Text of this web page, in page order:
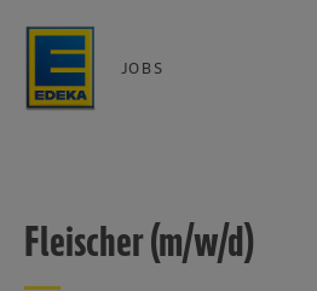
JOBS
Fleischer (m/w/d)